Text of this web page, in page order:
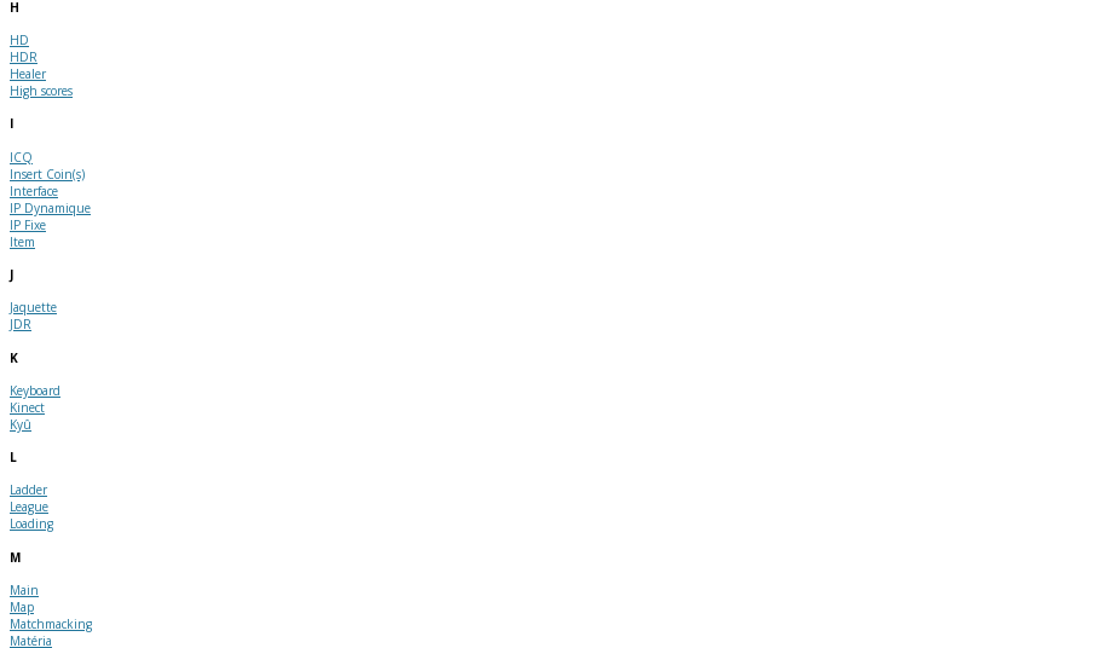
H
HD
HDR
Healer
High scores
I
ICQ
Insert Coin(s)
Interface
IP Dynamique
IP Fixe
Item
J
Jaquette
JDR
K
Keyboard
Kinect
Kyû
L
Ladder
League
Loading
M
Main
Map
Matchmacking
Matéria